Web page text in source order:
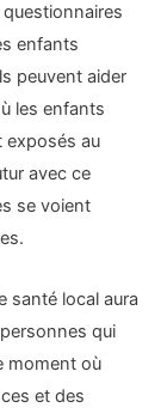
enfants
peuvent aider
les enfants
exposés au
avec ce
se voient
santé local aura
qui
moment où
et des